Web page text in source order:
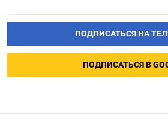
ПОДПИСАТЬСЯ НА
ПОДПИСАТЬСЯ В